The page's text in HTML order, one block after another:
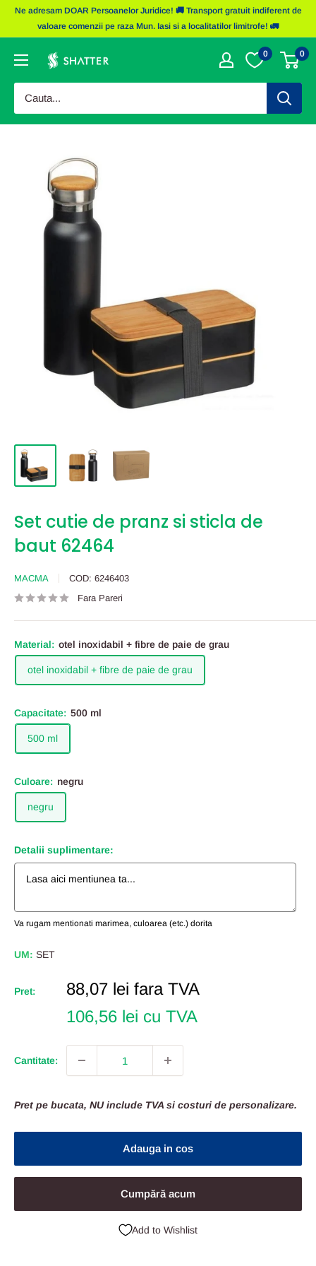
SaritiNe adresam DOAR Persoanelor Juridice! 🚚 Transport gratuit indiferent de
valoare comenzii pe raza Mun. Iasi si a localitatilor limitrofe! 🚛
Obiecte
Shatter
0 0
Set cutie de pranz si sticla de
baut 62464
MACMA COD: 6246403
Fara Pareri
Material: otel inoxidabil + fibre de paie de grau
otel inoxidabil + fibre de paie de grau
Capacitate: 500 ml
500 ml
Culoare: negru
negru
Detalii suplimentare:
Va rugam mentionati marimea, culoarea (etc.) dorita
UM: SET
Pret:
Pret
88,07 lei fara TVA
106,56 lei cu TVA
Cantitate:
Pret pe bucata, NU include TVA si costuri de personalizare.
Adauga in cos
Cumpără acum
Add to Wishlist